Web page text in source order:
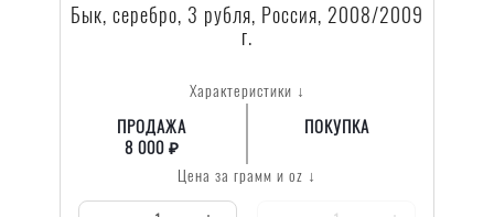
Бык, серебро, 3 рубля, Россия, 2008/2009
г.
Характеристики ↓
ПРОДАЖА
8 000 ₽
ПОКУПКА
Цена за грамм и oz ↓